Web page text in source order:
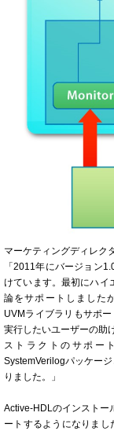
マーケティングディレク
「2011年にバージョン
けています。最初にハ
論をサポートしました
UVMライブラリもサポ
実行したいユーザーの助
ストラクトのサポー
SystemVerilogパッケー
りました。」
Active-HDLのインストー
ートするようになりま